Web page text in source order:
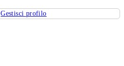
Gestisci profilo